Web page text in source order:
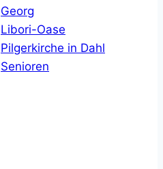
Georg
Libori-Oase
Pilgerkirche in Dahl
Senioren